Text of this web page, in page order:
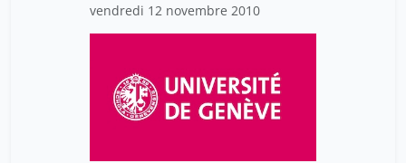
vendredi 12 novembre 2010